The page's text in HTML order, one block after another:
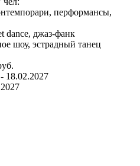
перформансы,
dance, джаз-фанк
шоу, эстрадный танец
18.02.2027